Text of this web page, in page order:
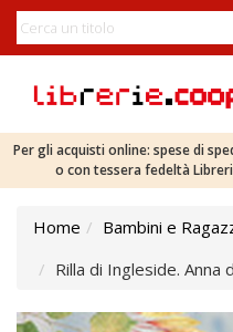
Per gli acquisti online: spese di
o con tessera fedeltà
Home Bambini e
Rilla di Ingleside. Anna